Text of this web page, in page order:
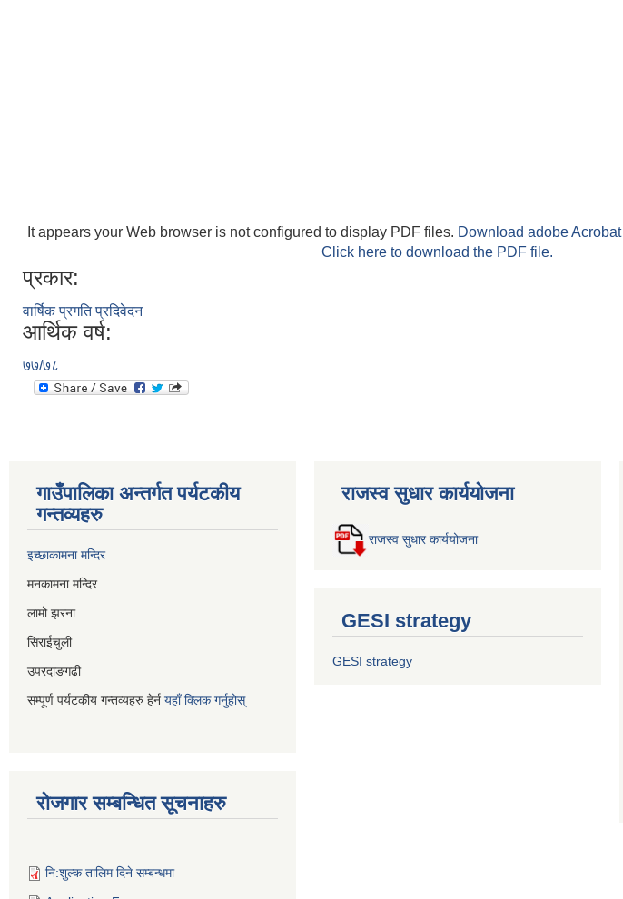
It appears your Web browser is not configured to display PDF files. Download adobe Acrobat
Click here to download the PDF file.
प्रकार:
वार्षिक प्रगति प्रदिवेदन
आर्थिक वर्ष:
७७/७८
गाउँपालिका अन्तर्गत पर्यटकीय
गन्तव्यहरु
इच्छाकामना मन्दिर
मनकामना मन्दिर
लामो झरना
सिराईचुली
उपरदाङगढी
सम्पूर्ण पर्यटकीय गन्तव्यहरु हेर्न यहाँ क्लिक गर्नुहोस्
रोजगार सम्बन्धित सूचनाहरु
नि:शुल्क तालिम दिने सम्बन्धमा
राजस्व सुधार कार्ययोजना
राजस्व सुधार कार्ययोजना
GESI strategy
GESI strategy